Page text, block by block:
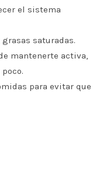
el sistema
saturadas.
mantenerte activa,
para evitar que